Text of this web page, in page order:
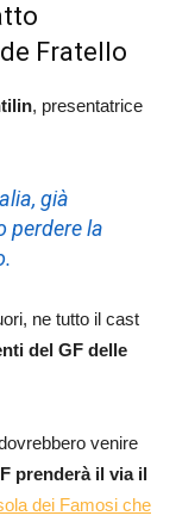
Fratello
, presentatrice
già
perdere la
ne tutto il cast
del GF delle
venire
prenderà il via il
dei Famosi che